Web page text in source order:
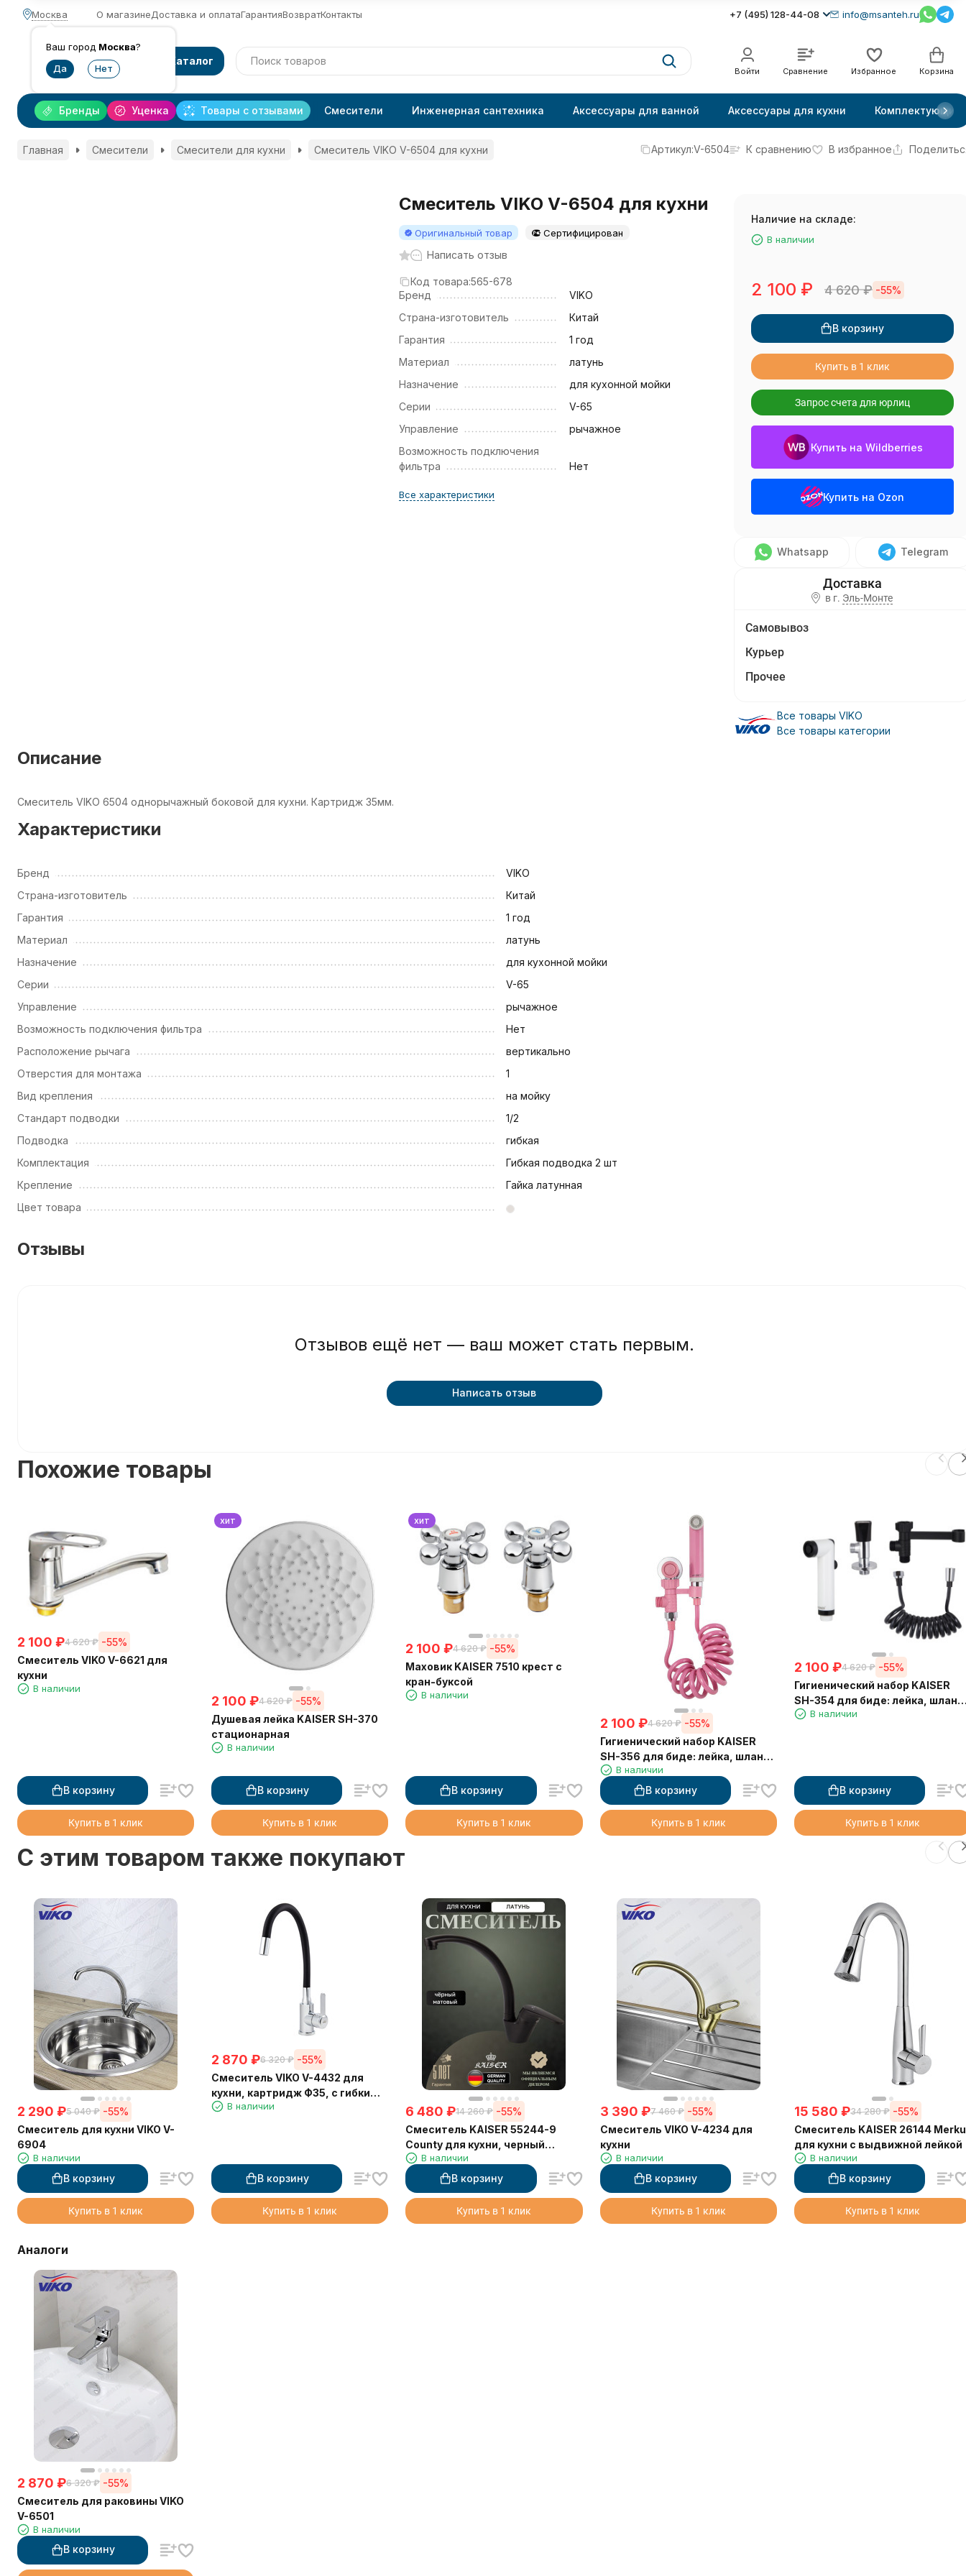
Москва
Ваш город Москва?
О магазинеДоставка и оплатаГарантияВозвратКонтакты +7 (495) 128-44-08 info@msanteh.ru
Каталог
Войти Сравнение Избранное Корзина
Уценка Товары с отзывами
Бренды Смесители Инженерная сантехника Аксессуары для ванной Аксессуары для кухни Комплектующие
Главная Смесители Смесители для кухни Смеситель VIKO V-6504 для кухни Артикул:V-6504 К сравнению В избранное
Смеситель VIKO V-6504 для кухни
Оригинальный товар Сертифицирован
Написать отзыв
Код товара:565-678
Бренд
VIKO
Страна-изготовитель
Китай
Гарантия
1 год
Материал
латунь
Назначение
для кухонной мойки
Серии
V-65
Управление
рычажное
Возможность подключения
фильтра
Нет
Все характеристики
Наличие на складе:
В наличии
2 100 ₽ 4 620₽ -55%
В корзину
Купить в 1 клик
Запрос счета для юрлиц
Купить на Wildberries
Купить на Ozon
Whatsapp Telegram
в г. Эль-Монте
Самовывоз
Курьер
Прочее
Все товары VIKO
Все товары категории
Описание
Смеситель VIKO 6504 однорычажный боковой для кухни. Картридж 35мм.
Характеристики
Бренд
VIKO
Страна-изготовитель
Китай
Гарантия
1 год
Материал
латунь
Назначение
для кухонной мойки
Серии
V-65
Управление
рычажное
Возможность подключения фильтра
Нет
Расположение рычага
вертикально
Отверстия для монтажа
1
Вид крепления
на мойку
Стандарт подводки
1/2
Подводка
гибкая
Комплектация
Гибкая подводка 2 шт
Крепление
Гайка латунная
Цвет товара
Отзывы
Отзывов ещё нет — ваш может стать первым.
Написать отзыв
Похожие товары
2 100 ₽4 620 ₽ -55%
Смеситель VIKO V-6621 для
кухни
В наличии
В корзину
Купить в 1 клик
хит
2 100 ₽4 620 ₽ -55%
Душевая лейка KAISER SH-370
стационарная
В наличии
В корзину
Купить в 1 клик
хит
2 100 ₽4 620 ₽ -55%
Маховик KAISER 7510 крест с
кран-буксой
В наличии
В корзину
Купить в 1 клик
2 100 ₽4 620 ₽ -55%
Гигиенический набор KAISER
SH-356 для биде: лейка, шланг
ПВХ, кронштейн, латунный
угловой кран, Розовый
В наличии
В корзину
Купить в 1 клик
2 100 ₽4 620 ₽ -55%
Гигиенический набор KAISER
SH-354 для биде: лейка, шланг
ПВХ, кронштейн, латунный
В наличии
В корзину
Купить в 1 клик
C этим товаром также покупают
2 290 ₽5 040 ₽ -55%
Смеситель для кухни VIKO V-
6904
В наличии
В корзину
Купить в 1 клик
2 870 ₽6 320 ₽ -55%
Смеситель VIKO V-4432 для
кухни, картридж Ф35, с гибким
изливом, черный, с гайкой
В наличии
В корзину
Купить в 1 клик
6 480 ₽14 260 ₽ -55%
Смеситель KAISER 55244-9
County для кухни, черный
матовый
В наличии
В корзину
Купить в 1 клик
3 390 ₽7 460 ₽ -55%
Смеситель VIKO V-4234 для
кухни
В наличии
В корзину
Купить в 1 клик
15 580 ₽34 280 ₽ -55%
Смеситель KAISER 26144
для кухни с выдвижной лейкой
В наличии
В корзину
Купить в 1 клик
Аналоги
2 870 ₽6 320 ₽ -55%
Смеситель для раковины VIKO
V-6501
В наличии
В корзину